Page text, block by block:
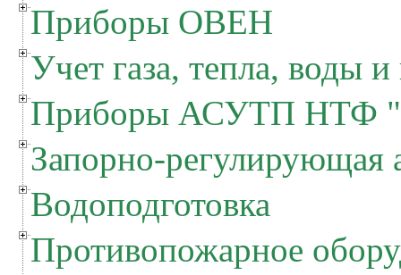
Приборы ОВЕН
Учет газа, тепла, воды и
Приборы АСУТП НТФ
Запорно-регулирующая
Водоподготовка
Противопожарное